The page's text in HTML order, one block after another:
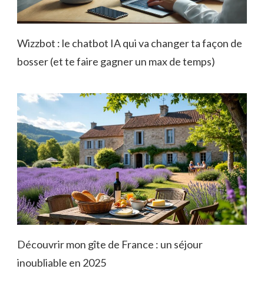
Wizzbot : le chatbot IA qui va changer ta façon de
bosser (et te faire gagner un max de temps)
Découvrir mon gîte de France : un séjour
inoubliable en 2025